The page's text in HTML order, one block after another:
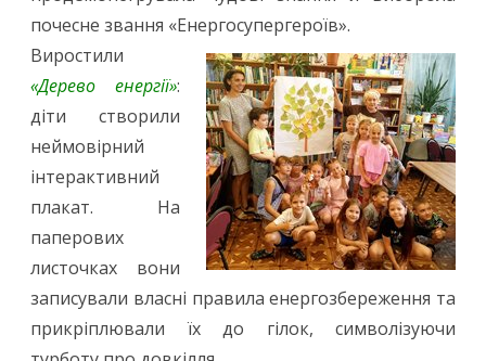
почесне звання «Енергосупергероїв».
Виростили
«Дерево енергії»:
діти створили
неймовірний
інтерактивний
плакат. На
паперових
листочках вони
записували власні правила енергозбереження та
прикріплювали їх до гілок, символізуючи